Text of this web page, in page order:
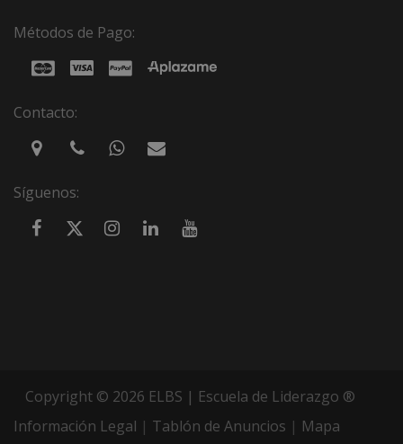
Métodos de Pago:
Contacto:
Síguenos:
Copyright © 2026 ELBS | Escuela de Liderazgo ®
Información Legal | Tablón de Anuncios | Mapa